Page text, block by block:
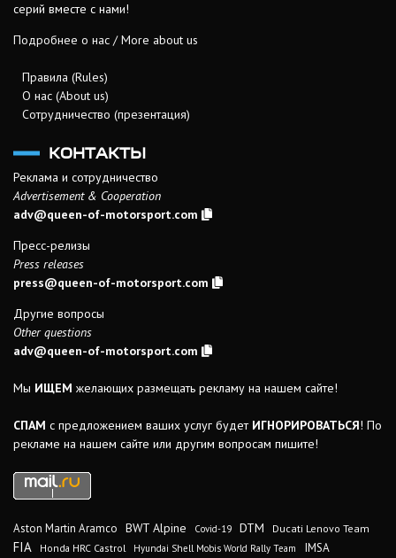
серий вместе с нами!
Подробнее о нас / More about us
Правила (Rules)
О нас (About us)
Сотрудничество (презентация)
КОНТАКТЫ
Реклама и сотрудничество
Advertisement & Cooperation
adv@queen-of-motorsport.com
Пресс-релизы
Press releases
press@queen-of-motorsport.com
Другие вопросы
Other questions
adv@queen-of-motorsport.com
Мы ИЩЕМ желающих размещать рекламу на нашем сайте!
СПАМ с предложением ваших услуг будет ИГНОРИРОВАТЬСЯ! По
рекламе на нашем сайте или другим вопросам пишите!
Aston Martin Aramco BWT Alpine Covid-19 DTM Ducati Lenovo Team
FIA Honda HRC Castrol Hyundai Shell Mobis World Rally Team IMSA